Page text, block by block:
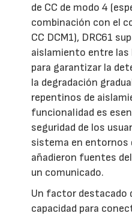
de CC de modo 4
combinación con el
CC DCM1), DRC61
aislamiento entre las
para garantizar la
la degradación
repentinos de
funcionalidad es
seguridad de los
sistema en entornos
añadieron fuentes
un comunicado.
Un factor destacado
capacidad para